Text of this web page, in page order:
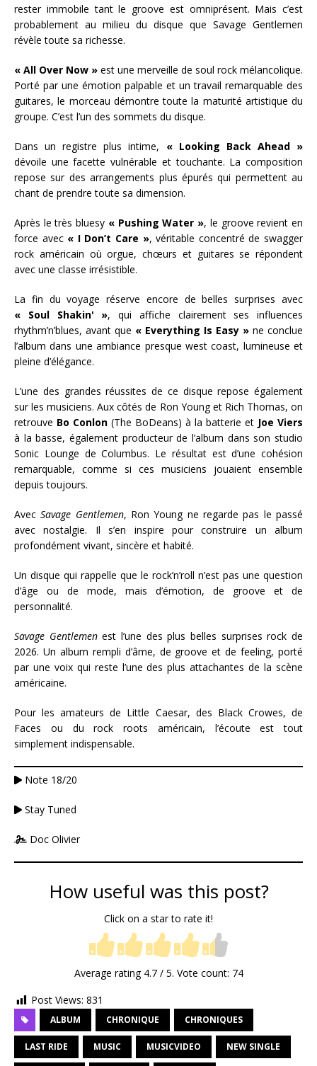
rester immobile tant le groove est omniprésent. Mais c’est
probablement au milieu du disque que Savage Gentlemen
révèle toute sa richesse.
« All Over Now » est une merveille de soul rock mélancolique.
Porté par une émotion palpable et un travail remarquable des
guitares, le morceau démontre toute la maturité artistique du
groupe. C’est l’un des sommets du disque.
Dans un registre plus intime, « Looking Back Ahead »
dévoile une facette vulnérable et touchante. La composition
repose sur des arrangements plus épurés qui permettent au
chant de prendre toute sa dimension.
Après le très bluesy « Pushing Water », le groove revient en
force avec « I Don’t Care », véritable concentré de swagger
rock américain où orgue, chœurs et guitares se répondent
avec une classe irrésistible.
La fin du voyage réserve encore de belles surprises avec
« Soul Shakin' », qui affiche clairement ses influences
rhythm’n’blues, avant que « Everything Is Easy » ne conclue
l’album dans une ambiance presque west coast, lumineuse et
pleine d’élégance.
L’une des grandes réussites de ce disque repose également
sur les musiciens. Aux côtés de Ron Young et Rich Thomas, on
retrouve Bo Conlon (The BoDeans) à la batterie et Joe Viers
à la basse, également producteur de l’album dans son studio
Sonic Lounge de Columbus. Le résultat est d’une cohésion
remarquable, comme si ces musiciens jouaient ensemble
depuis toujours.
AvecSavage Gentlemen, Ron Young ne regarde pas le passé
avec nostalgie. Il s’en inspire pour construire un album
profondément vivant, sincère et habité.
Un disque qui rappelle que le rock’n’roll n’est pas une question
d’âge ou de mode, mais d’émotion, de groove et de
personnalité.
Savage Gentlemenest l’une des plus belles surprises rock de
2026. Un album rempli d’âme, de groove et de feeling, porté
par une voix qui reste l’une des plus attachantes de la scène
américaine.
Pour les amateurs de Little Caesar, des Black Crowes, de
Faces ou du rock roots américain, l’écoute est tout
simplement indispensable.
Note 18/20
Stay Tuned
Doc Olivier
How useful was this post?
Click on a star to rate it!
Average rating 4.7/ 5. Vote count: 74
Post Views: 831
ALBUM CHRONIQUE CHRONIQUES
LAST RIDE MUSIC MUSICVIDEO NEW SINGLE